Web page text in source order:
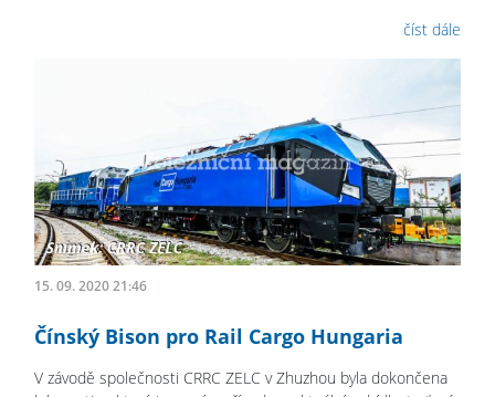
číst dále
15. 09. 2020 21:46
Čínský Bison pro Rail Cargo Hungaria
V závodě společnosti CRRC ZELC v Zhuzhou byla dokončena